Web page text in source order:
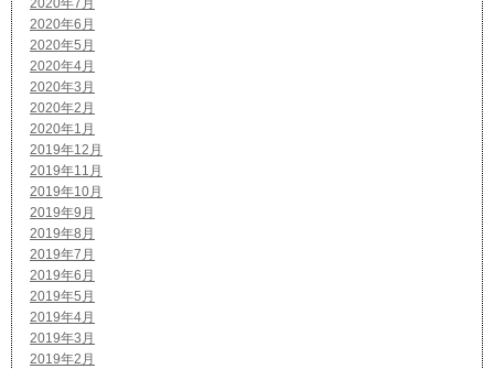
2020年7月
2020年6月
2020年5月
2020年4月
2020年3月
2020年2月
2020年1月
2019年12月
2019年11月
2019年10月
2019年9月
2019年8月
2019年7月
2019年6月
2019年5月
2019年4月
2019年3月
2019年2月